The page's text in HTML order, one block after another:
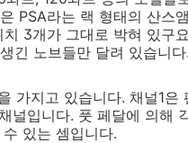
PSA라는 랙 형태의 산스
3개가 그대로 박혀 있구
긴 노브들만 달려 있습니다.
가지고 있습니다. 채널1
입니다. 풋 페달에 의해
있는 셈입니다.